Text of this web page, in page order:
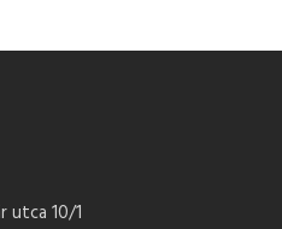
utca 10/1